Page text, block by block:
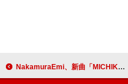
NakamuraEmi、新曲「MICHIKUSA」MV公開＆9月ワンマン詳細発表